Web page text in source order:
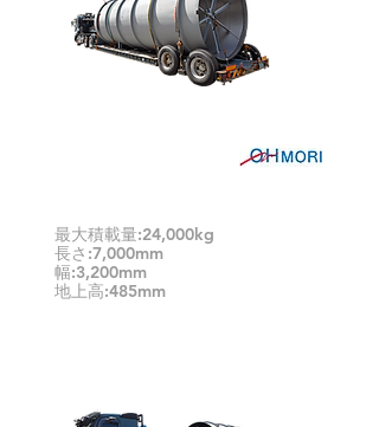
最大積載量:24,000kg
長さ:7,000mm
幅:3,200mm
地上高:485mm